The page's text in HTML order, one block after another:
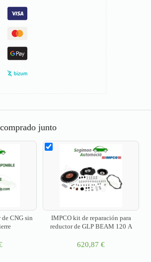
junto
CNG sin
IMPCO kit de reparación para
reductor de GLP BEAM 120 A
620,87 €